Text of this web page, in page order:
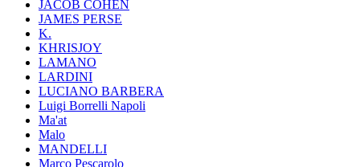
JACOB COHEN
JAMES PERSE
K.
KHRISJOY
LAMANO
LARDINI
LUCIANO BARBERA
Luigi Borrelli Napoli
Ma'at
Malo
MANDELLI
Marco Pescarolo